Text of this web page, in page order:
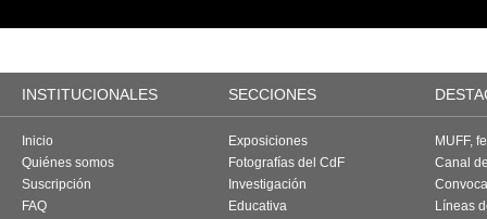
INSTITUCIONALES SECCIONES
Inicio
Quiénes somos
Suscripción
FAQ
Exposiciones
Fotografías del CdF
Investigación
Educativa
MUFF,
Canal
Líneas